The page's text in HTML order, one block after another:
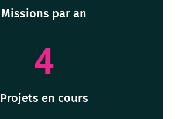
Missions par an
4
Projets en cours